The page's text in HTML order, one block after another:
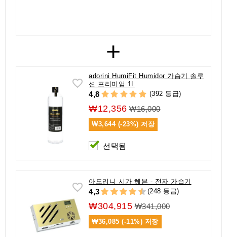
+
adorini HumiFit Humidor 가습기 솔루
션 프리미엄 1L
4,8 (392 등급)
₩12,356 ₩16,000
₩3,644 (-23%) 저장
선택됨
아도리니 시가 헤븐 - 전자 가습기
4,3 (248 등급)
₩304,915 ₩341,000
₩36,085 (-11%) 저장